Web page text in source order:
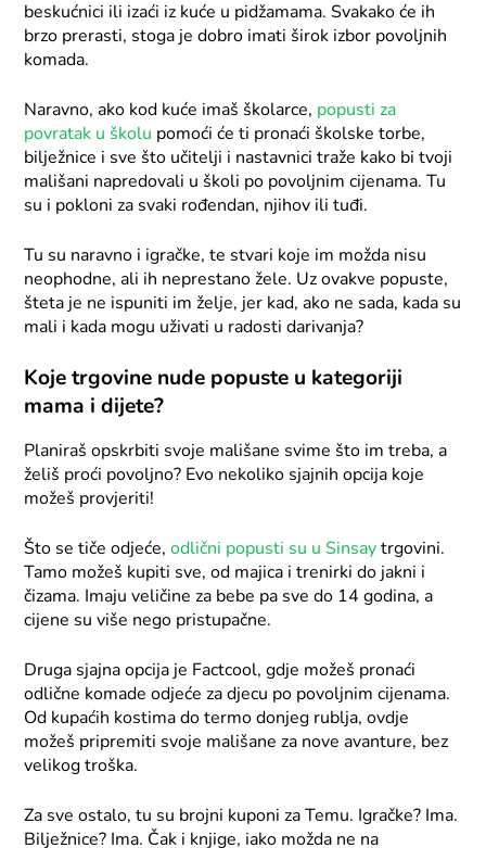
beskućnici ili izaći iz kuće u pidžamama. Svakako će ih
brzo prerasti, stoga je dobro imati širok izbor povoljnih
komada.
Naravno, ako kod kuće imaš školarce, popusti za
povratak u školu pomoći će ti pronaći školske torbe,
bilježnice i sve što učitelji i nastavnici traže kako bi tvoji
mališani napredovali u školi po povoljnim cijenama. Tu
su i pokloni za svaki rođendan, njihov ili tuđi.
Tu su naravno i igračke, te stvari koje im možda nisu
neophodne, ali ih neprestano žele. Uz ovakve popuste,
šteta je ne ispuniti im želje, jer kad, ako ne sada, kada su
mali i kada mogu uživati u radosti darivanja?
Koje trgovine nude popuste u kategoriji
mama i dijete?
Planiraš opskrbiti svoje mališane svime što im treba, a
želiš proći povoljno? Evo nekoliko sjajnih opcija koje
možeš provjeriti!
Što se tiče odjeće,odlični popusti su u Sinsay trgovini.
Tamo možeš kupiti sve, od majica i trenirki do jakni i
čizama. Imaju veličine za bebe pa sve do 14 godina, a
cijene su više nego pristupačne.
Druga sjajna opcija je Factcool, gdje možeš pronaći
odlične komade odjeće za djecu po povoljnim cijenama.
Od kupaćih kostima do termo donjeg rublja, ovdje
možeš pripremiti svoje mališane za nove avanture, bez
velikog troška.
Za sve ostalo, tu su brojni kuponi za Temu. Igračke? Ima.
Bilježnice? Ima. Čak i knjige, iako možda ne na